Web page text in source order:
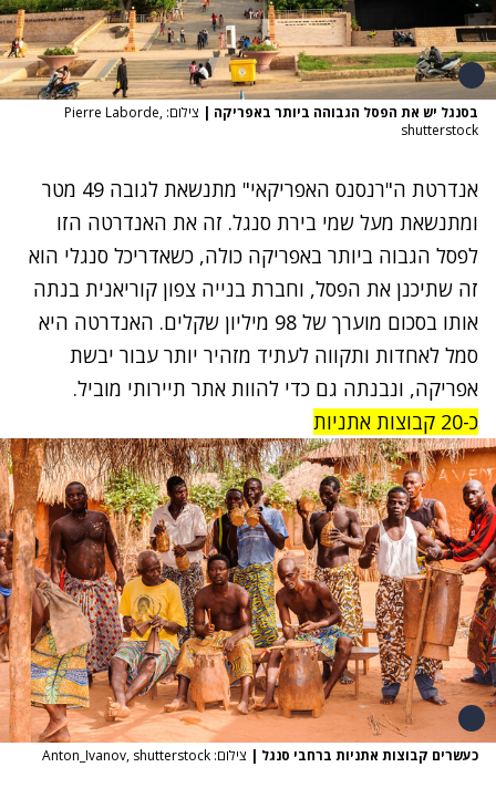
בסנגל יש את הפסל הגבוהה ביותר באפריקה |
צילום: Pierre Laborde,
shutterstock
אנדרטת ה"רנסנס האפריקאי" מתנשאת לגובה 49 מטר
ומתנשאת מעל שמי בירת סנגל. זה את האנדרטה הזו
לפסל הגבוה ביותר באפריקה כולה, כשאדריכל סנגלי הוא
זה שתיכנן את הפסל, וחברת בנייה צפון קוריאנית בנתה
אותו בסכום מוערך של 98 מיליון שקלים. האנדרטה היא
סמל לאחדות ותקווה לעתיד מזהיר יותר עבור יבשת
אפריקה, ונבנתה גם כדי להוות אתר תיירותי מוביל.
כ-20 קבוצות אתניות
כעשרים קבוצות אתניות ברחבי סנגל | צילום: Anton_Ivanov, shutterstock